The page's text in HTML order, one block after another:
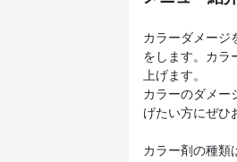
カラーダメージ
をします。カラ
上げます。
カラーのダメー
げたい方にぜひ
カラー剤の種類